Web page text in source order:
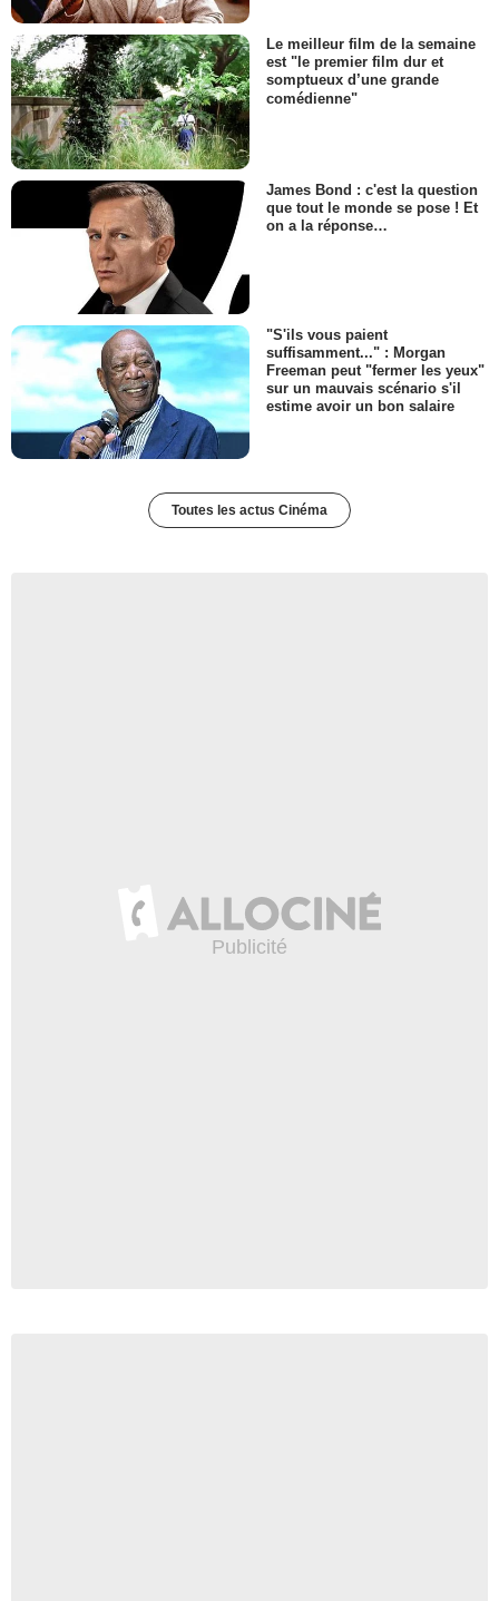
Le meilleur film de la semaine
est "le premier film dur et
somptueux d’une grande
comédienne"
James Bond : c'est la question
que tout le monde se pose ! Et
on a la réponse…
"S'ils vous paient
suffisamment..." : Morgan
Freeman peut "fermer les yeux"
sur un mauvais scénario s'il
estime avoir un bon salaire
Toutes les actus Cinéma